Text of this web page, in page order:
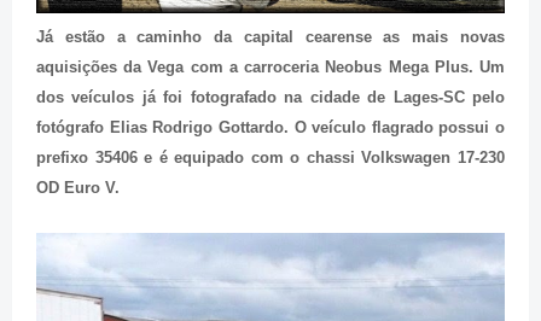
Já estão a caminho da capital cearense as mais novas
aquisições da Vega com a carroceria Neobus Mega Plus. Um
dos veículos já foi fotografado na cidade de Lages-SC pelo
fotógrafo Elias Rodrigo Gottardo. O veículo flagrado possui o
prefixo 35406 e é equipado com o chassi Volkswagen 17-230
OD Euro V.